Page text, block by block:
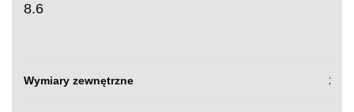
8.6
Wymiary zewnętrzne 215